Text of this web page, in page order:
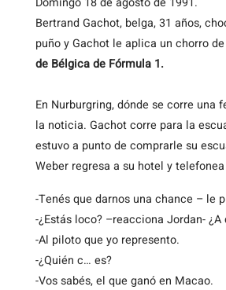
Bertrand Gachot, belga, 31 años,
puño y Gachot le aplica un chorro
de Bélgica de Fórmula 1.
En Nurburgring, dónde se corre
la noticia. Gachot corre para la
estuvo a punto de comprarle su
Weber regresa a su hotel y
-Tenés que darnos una chance – le
-¿Estás loco? –reacciona Jordan-
-Al piloto que yo represento.
-¿Quién c… es?
-Vos sabés, el que ganó en Macao.